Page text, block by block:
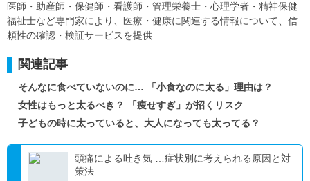
医師・助産師・保健師・看護師・管理栄養士・心理学者・精神保健
福祉士など専門家により、医療・健康に関連する情報について、信
頼性の確認・検証サービスを提供
関連記事
そんなに食べていないのに… 「小食なのに太る」理由は？
女性はもっと太るべき？ 「痩せすぎ」が招くリスク
子どもの時に太っていると、大人になっても太ってる？
頭痛による吐き気 …症状別に考えられる原因と対
策法